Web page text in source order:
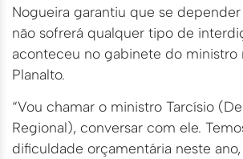
Nogueira garantiu que se
não sofrerá qualquer tipo de
aconteceu no gabinete do ministro
Planalto.
“Vou chamar o ministro Tarcísio
Regional), conversar com ele.
dificuldade orçamentária neste